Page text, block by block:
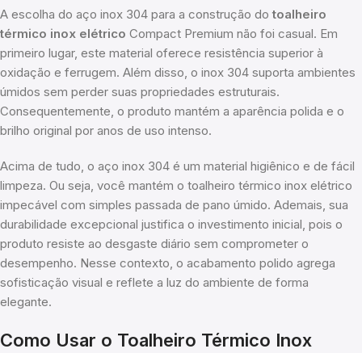
A escolha do aço inox 304 para a construção do toalheiro
térmico inox elétrico Compact Premium não foi casual. Em
primeiro lugar, este material oferece resistência superior à
oxidação e ferrugem. Além disso, o inox 304 suporta ambientes
úmidos sem perder suas propriedades estruturais.
Consequentemente, o produto mantém a aparência polida e o
brilho original por anos de uso intenso.
Acima de tudo, o aço inox 304 é um material higiênico e de fácil
limpeza. Ou seja, você mantém o toalheiro térmico inox elétrico
impecável com simples passada de pano úmido. Ademais, sua
durabilidade excepcional justifica o investimento inicial, pois o
produto resiste ao desgaste diário sem comprometer o
desempenho. Nesse contexto, o acabamento polido agrega
sofisticação visual e reflete a luz do ambiente de forma
elegante.
Como Usar o Toalheiro Térmico Inox